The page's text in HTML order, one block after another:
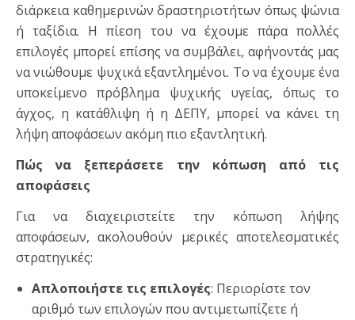
διάρκεια καθημερινών δραστηριοτήτων όπως ψώνια
ή ταξίδια. Η πίεση του να έχουμε πάρα πολλές
επιλογές μπορεί επίσης να συμβάλει, αφήνοντάς μας
να νιώθουμε ψυχικά εξαντλημένοι. Το να έχουμε ένα
υποκείμενο πρόβλημα ψυχικής υγείας, όπως το
άγχος, η κατάθλιψη ή η ΔΕΠΥ, μπορεί να κάνει τη
λήψη αποφάσεων ακόμη πιο εξαντλητική.
Πώς να ξεπεράσετε την κόπωση από τις
αποφάσεις
Για να διαχειριστείτε την κόπωση λήψης
αποφάσεων, ακολουθούν μερικές αποτελεσματικές
στρατηγικές:
Απλοποιήστε τις επιλογές: Περιορίστε τον
αριθμό των επιλογών που αντιμετωπίζετε ή